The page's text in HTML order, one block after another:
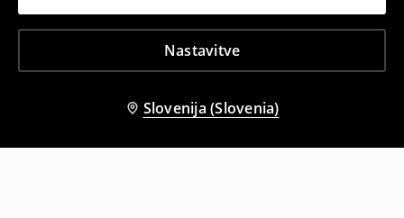
Nastavitve
Slovenija (Slovenia)